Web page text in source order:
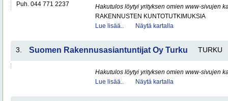
Puh. 044 771 2237
Hakutulos löytyi yrityksen omien www-sivujen
RAKENNUSTEN KUNTOTUTKIMUKSIA
Lue lisää..
Näytä kartalla
3. Suomen Rakennusasiantuntijat Oy Turku TURKU
Hakutulos löytyi yrityksen omien www-sivujen
Lue lisää..
Näytä kartalla